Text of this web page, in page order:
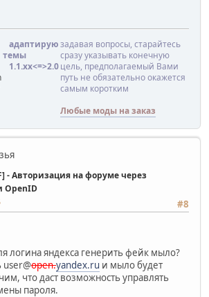
адаптирую
темы
1.1.хx<=>2.0
задавая вопросы, старайтесь
сразу указывать конечную
цель, предполагаемый Вами
путь не обязательно окажется
самым коротким
Любые моды на заказ
- Авторизация на форуме через
OpenID
#8
логина яндекса генерить фейк мыло?
user@open.yandex.ru и мыло будет
что даст возможность управлять
пароля.